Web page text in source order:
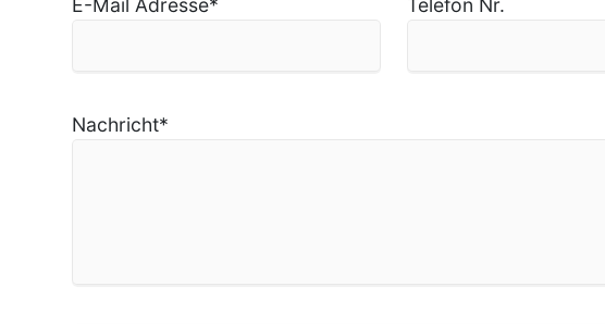
E-Mail Adresse* Telefon Nr.
Nachricht*